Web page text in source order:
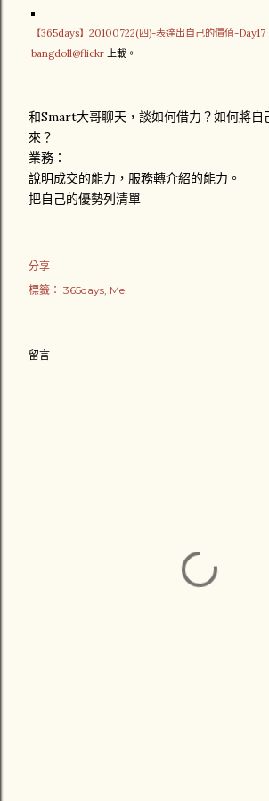
【365days】20100722(四)-表達出自己的價值-Day17
bangdoll@flickr 上載。
和Smart大哥聊天，談如何借力？如何將自
來？
業務：
說明成交的能力，服務轉介紹的能力。
把自己的優勢列清單
分享
標籤： 365days Me
留言